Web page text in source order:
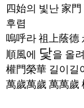
四始의 빛난 家
후렴
嗚呼라 祖上蔭德
順風에 닻을 올려
權門榮華 길이길
萬歲萬歲 萬萬歲